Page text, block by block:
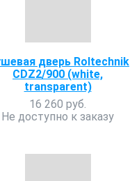
дверь Roltechnik
CDZ2/900 (white,
transparent)
16 260 руб.
Не доступно к заказу